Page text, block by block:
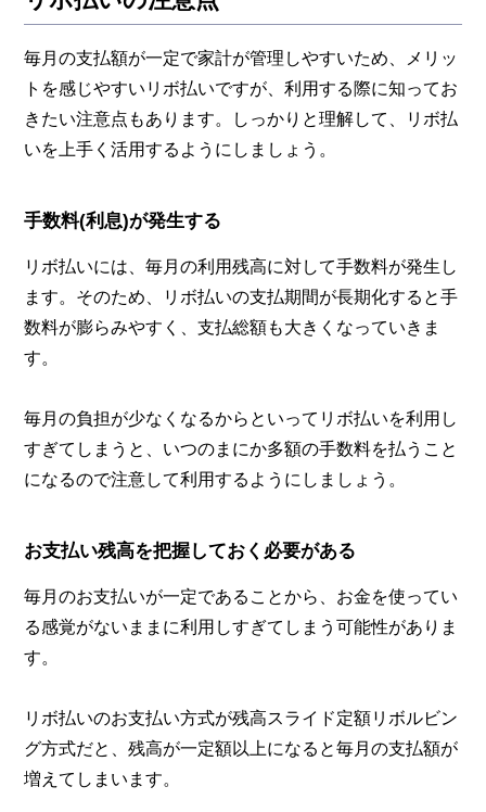
毎月の支払額が一定で家計が管理しやすいため、メリッ
トを感じやすいリボ払いですが、利用する際に知ってお
きたい注意点もあります。しっかりと理解して、リボ払
いを上手く活用するようにしましょう。
手数料(利息)が発生する
リボ払いには、毎月の利用残高に対して手数料が発生し
ます。そのため、リボ払いの支払期間が長期化すると手
数料が膨らみやすく、支払総額も大きくなっていきま
す。
毎月の負担が少なくなるからといってリボ払いを利用し
すぎてしまうと、いつのまにか多額の手数料を払うこと
になるので注意して利用するようにしましょう。
お支払い残高を把握しておく必要がある
毎月のお支払いが一定であることから、お金を使ってい
る感覚がないままに利用しすぎてしまう可能性がありま
す。
リボ払いのお支払い方式が残高スライド定額リボルビン
グ方式だと、残高が一定額以上になると毎月の支払額が
増えてしまいます。